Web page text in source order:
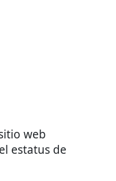
web
estatus de